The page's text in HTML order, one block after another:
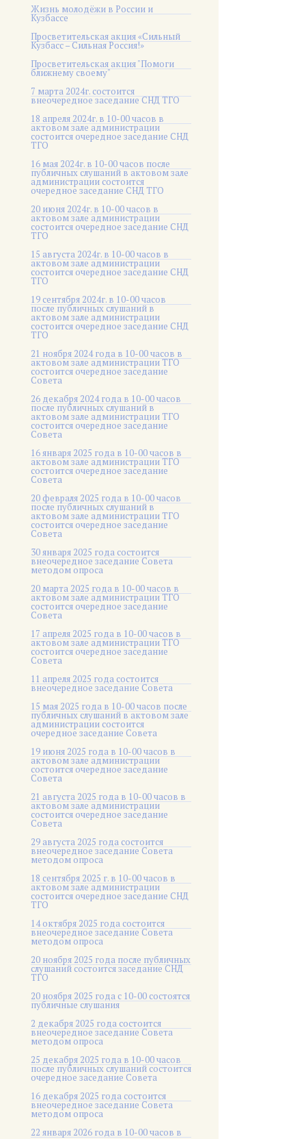
Жизнь молодёжи в России и
Кузбассе
Просветительская акция «Сильный
Кузбасс – Сильная Россия!»
Просветительская акция "Помоги
ближнему своему"
7 марта 2024г. состоится
внеочередное заседание СНД ТГО
18 апреля 2024г. в 10-00 часов в
актовом зале администрации
состоится очередное заседание СНД
ТГО
16 мая 2024г. в 10-00 часов после
публичных слушаний в актовом зале
администрации состоится
очередное заседание СНД ТГО
20 июня 2024г. в 10-00 часов в
актовом зале администрации
состоится очередное заседание СНД
ТГО
15 августа 2024г. в 10-00 часов в
актовом зале администрации
состоится очередное заседание СНД
ТГО
19 сентября 2024г. в 10-00 часов
после публичных слушаний в
актовом зале администрации
состоится очередное заседание СНД
ТГО
21 ноября 2024 года в 10-00 часов в
актовом зале администрации ТГО
состоится очередное заседание
Совета
26 декабря 2024 года в 10-00 часов
после публичных слушаний в
актовом зале администрации ТГО
состоится очередное заседание
Совета
16 января 2025 года в 10-00 часов в
актовом зале администрации ТГО
состоится очередное заседание
Совета
20 февраля 2025 года в 10-00 часов
после публичных слушаний в
актовом зале администрации ТГО
состоится очередное заседание
Совета
30 января 2025 года состоится
внеочередное заседание Совета
методом опроса
20 марта 2025 года в 10-00 часов в
актовом зале администрации ТГО
состоится очередное заседание
Совета
17 апреля 2025 года в 10-00 часов в
актовом зале администрации ТГО
состоится очередное заседание
Совета
11 апреля 2025 года состоится
внеочередное заседание Совета
15 мая 2025 года в 10-00 часов после
публичных слушаний в актовом зале
администрации состоится
очередное заседание Совета
19 июня 2025 года в 10-00 часов в
актовом зале администрации
состоится очередное заседание
Совета
21 августа 2025 года в 10-00 часов в
актовом зале администрации
состоится очередное заседание
Совета
29 августа 2025 года состоится
внеочередное заседание Совета
методом опроса
18 сентября 2025 г. в 10-00 часов в
актовом зале администрации
состоится очередное заседание СНД
ТГО
14 октября 2025 года состоится
внеочередное заседание Совета
методом опроса
20 ноября 2025 года после публичных
слушаний состоится заседание СНД
ТГО
20 ноября 2025 года c 10-00 состоятся
публичные слушания
2 декабря 2025 года состоится
внеочередное заседание Совета
методом опроса
25 декабря 2025 года в 10-00 часов
после публичных слушаний состоится
очередное заседание Совета
16 декабря 2025 года состоится
внеочередное заседание Совета
методом опроса
22 января 2026 года в 10-00 часов в